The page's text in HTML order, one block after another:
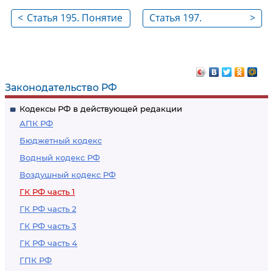
Законодательство РФ
Кодексы РФ в действующей редакции
АПК РФ
Бюджетный кодекс
Водный кодекс РФ
Воздушный кодекс РФ
ГК РФ часть 1
ГК РФ часть 2
ГК РФ часть 3
ГК РФ часть 4
ГПК РФ
< Статья 195. Понятие
>
Статья 197.